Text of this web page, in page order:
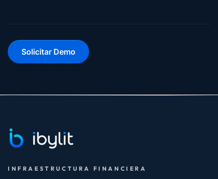
Solicitar Demo
INFRAESTRUCTURA FINANCIERA